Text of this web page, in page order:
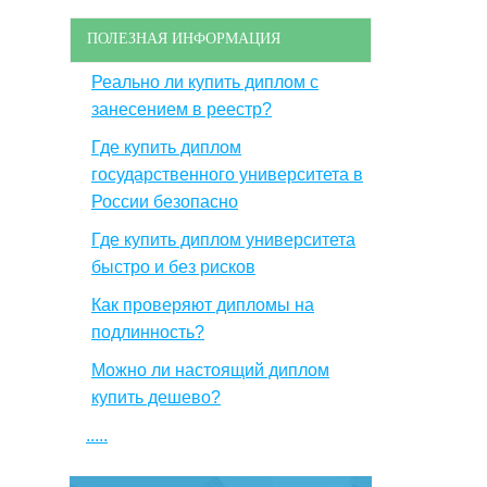
ПОЛЕЗНАЯ ИНФОРМАЦИЯ
Реально ли купить диплом с
занесением в реестр?
Где купить диплом
государственного университета в
России безопасно
Где купить диплом университета
быстро и без рисков
Как проверяют дипломы на
подлинность?
Можно ли настоящий диплом
купить дешево?
.....